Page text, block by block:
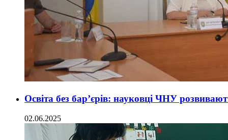
Освіта без бар’єрів: науковці ЧНУ
02.06.2025